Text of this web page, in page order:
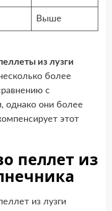
Выше
из лузги
более
с
однако они более
этот
пеллет из
из лузги